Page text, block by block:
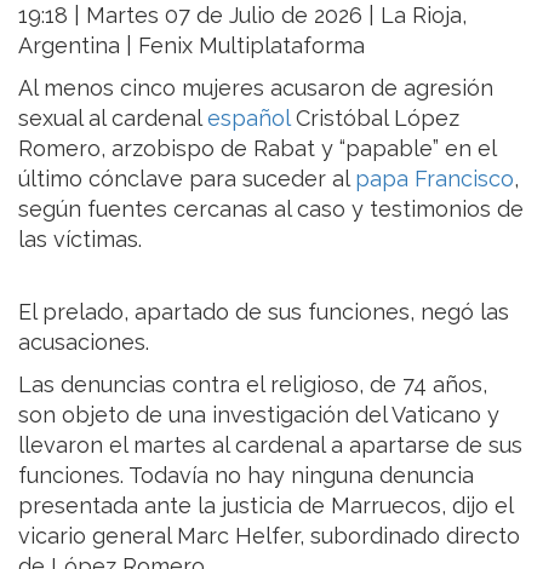
19:18 | Martes 07 de Julio de 2026 | La Rioja,
Argentina | Fenix Multiplataforma
Al menos cinco mujeres acusaron de agresión
sexual al cardenalespañolCristóbal López
Romero, arzobispo de Rabat y “papable” en el
último cónclave para suceder al papa Francisco,
según fuentes cercanas al caso y testimonios de
las víctimas.
El prelado, apartado de sus funciones, negó las
acusaciones.
Las denuncias contra el religioso, de 74 años,
son objeto de una investigación del Vaticano y
llevaron el martes al cardenal a apartarse de sus
funciones. Todavía no hay ninguna denuncia
presentada ante la justicia de Marruecos, dijo el
vicario general Marc Helfer, subordinado directo